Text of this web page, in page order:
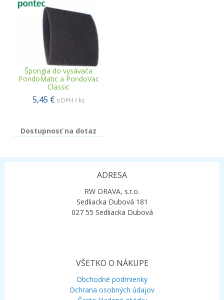
Špongia do vysávača
PondoMatic a PondoVac
Classic
5,45 € s DPH / ks
Dostupnosť na dotaz
ADRESA
RW ORAVA, s.r.o.
Sedliacka Dubová 181
027 55 Sedliacka Dubová
VŠETKO O NÁKUPE
Obchodné podmienky
Ochrana osobných údajov